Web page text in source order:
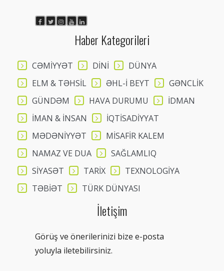
Haber Kategorileri
CƏMİYYƏT DİNİ
DÜNYA
ELM & TƏHSİL
ƏHL-İ BEYT
GƏNCLİK
GÜNDƏM
HAVA DURUMU
İDMAN
İMAN & İNSAN
İQTİSADİYYAT
MƏDƏNİYYƏT
MİSAFİR KALEM
NAMAZ VE DUA
SAĞLAMLIQ
SİYASƏT
TARİX
TEXNOLOGİYA
TƏBİƏT
TÜRK DÜNYASI
İletişim
Görüş ve önerilerinizi bize e-posta
yoluyla iletebilirsiniz.